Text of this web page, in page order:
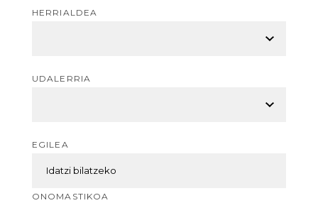
HERRIALDEA
UDALERRIA
EGILEA
ONOMASTIKOA